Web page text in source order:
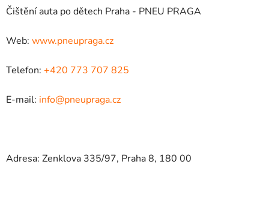
Čištění auta po dětech Praha - PNEU PRAGA
Web: www.pneupraga.cz
Telefon: +420 773 707 825
E-mail: info@pneupraga.cz
Adresa: Zenklova 335/97, Praha 8, 180 00